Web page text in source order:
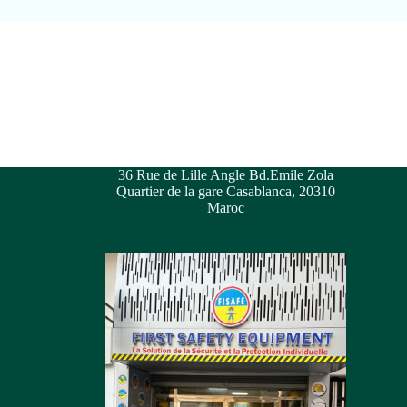
36 Rue de Lille Angle Bd.Emile Zola
Quartier de la gare Casablanca, 20310
Maroc